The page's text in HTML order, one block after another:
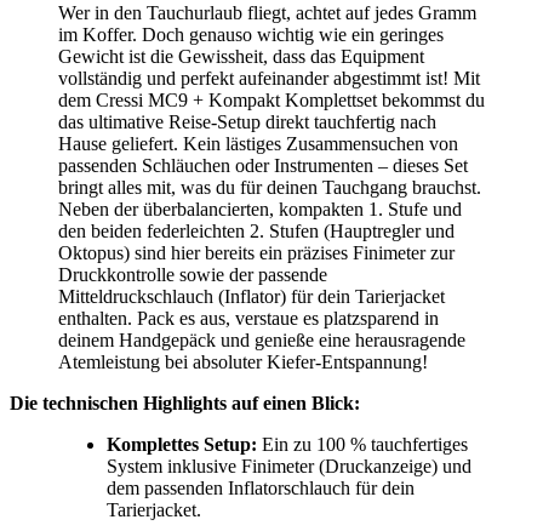
Wer in den Tauchurlaub fliegt, achtet auf jedes Gramm
im Koffer. Doch genauso wichtig wie ein geringes
Gewicht ist die Gewissheit, dass das Equipment
vollständig und perfekt aufeinander abgestimmt ist! Mit
dem Cressi MC9 + Kompakt Komplettset bekommst du
das ultimative Reise-Setup direkt tauchfertig nach
Hause geliefert. Kein lästiges Zusammensuchen von
passenden Schläuchen oder Instrumenten – dieses Set
bringt alles mit, was du für deinen Tauchgang brauchst.
Neben der überbalancierten, kompakten 1. Stufe und
den beiden federleichten 2. Stufen (Hauptregler und
Oktopus) sind hier bereits ein präzises Finimeter zur
Druckkontrolle sowie der passende
Mitteldruckschlauch (Inflator) für dein Tarierjacket
enthalten. Pack es aus, verstaue es platzsparend in
deinem Handgepäck und genieße eine herausragende
Atemleistung bei absoluter Kiefer-Entspannung!
Die technischen Highlights auf einen Blick:
Komplettes Setup: Ein zu 100 % tauchfertiges
System inklusive Finimeter (Druckanzeige) und
dem passenden Inflatorschlauch für dein
Tarierjacket.